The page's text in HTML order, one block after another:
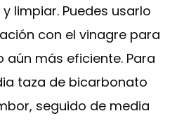
limpiar. Puedes usarlo
con el vinagre para
más eficiente. Para
taza de bicarbonato
seguido de media